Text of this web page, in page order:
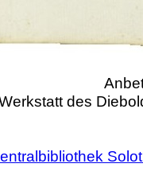
des